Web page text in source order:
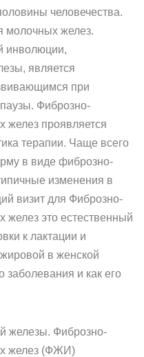
человечества.
молочных желез.
инволюции,
является
при
Фиброзно-
проявляется
терапии. Чаще всего
в виде фиброзно-
изменения в
визит для Фиброзно-
это естественный
к лактации и
в женской
заболевания и как его
железы. Фиброзно-
желез (ФЖИ)